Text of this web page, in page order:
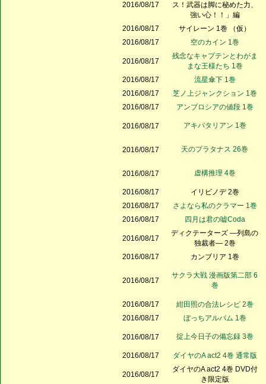
2016/08/17
ス！武器は脚に秘めた力、
強い心！！」編
2016/08/17
サイレーン 1巻 （仮）
2016/08/17
空のカイン 1巻
2016/08/17
残念なキャプテンとわがま
まな王様たち 1巻
2016/08/17
流星傘下 1巻
2016/08/17
芝ノ上ジャンクション 1巻
2016/08/17
アンブロシアの値段 1巻
2016/08/17 アキバタリアン 1巻
2016/08/17 天のプラタナス 26巻
2016/08/17 虚構推理 4巻
2016/08/17
イリビノデ 2巻
2016/08/17
さよなら私のクラマー 1巻
2016/08/17
四月は君の嘘Coda
2016/08/17
ディクテーターズ ―列島の
独裁者― 2巻
2016/08/17
カンブリア 1巻
2016/08/17
サクラ大戦 漫画版第二部 6
巻
2016/08/17
紺田照の合法レシピ 2巻
2016/08/17
ぼっちアルバム 1巻
2016/08/17 掟上今日子の備忘録 3巻
2016/08/17 ダイヤのA act2 4巻 通常版
2016/08/17
ダイヤのA act2 4巻 DVD付
き限定版